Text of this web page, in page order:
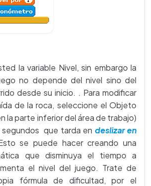
la variable Nivel, sin embargo la
no depende del nivel sino del
desde su inicio. . Para modificar
de la roca, seleccione el Objeto
la parte inferior del área de trabajo)
segundos que tarda en deslizar en
se puede hacer creando una
que disminuya el tiempo a
el nivel del juego. Trate de
fórmula de dificultad, por el